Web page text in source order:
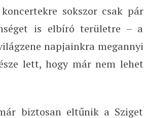
sokszor csak pár
is elbíró területre – a
napjainkra megannyi
lett, hogy már nem lehet
biztosan eltűnik a Sziget